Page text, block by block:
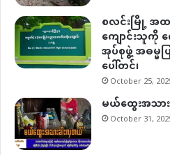
စလင်းမြို့ အထ
ကျောင်းသူကို
အုပ်စုဖွဲ့ အဓမ္မ
ပေါ်တင်၊
October 25,
မယ်ထွေးအသာ
October 31,